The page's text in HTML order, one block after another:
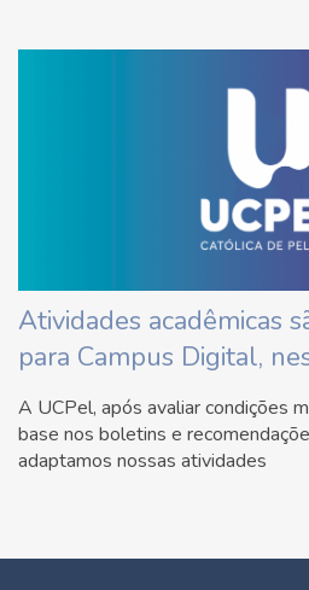
Atividades acadêmicas
para Campus Digital,
A UCPel, após avaliar condições
base nos boletins e
adaptamos nossas atividades